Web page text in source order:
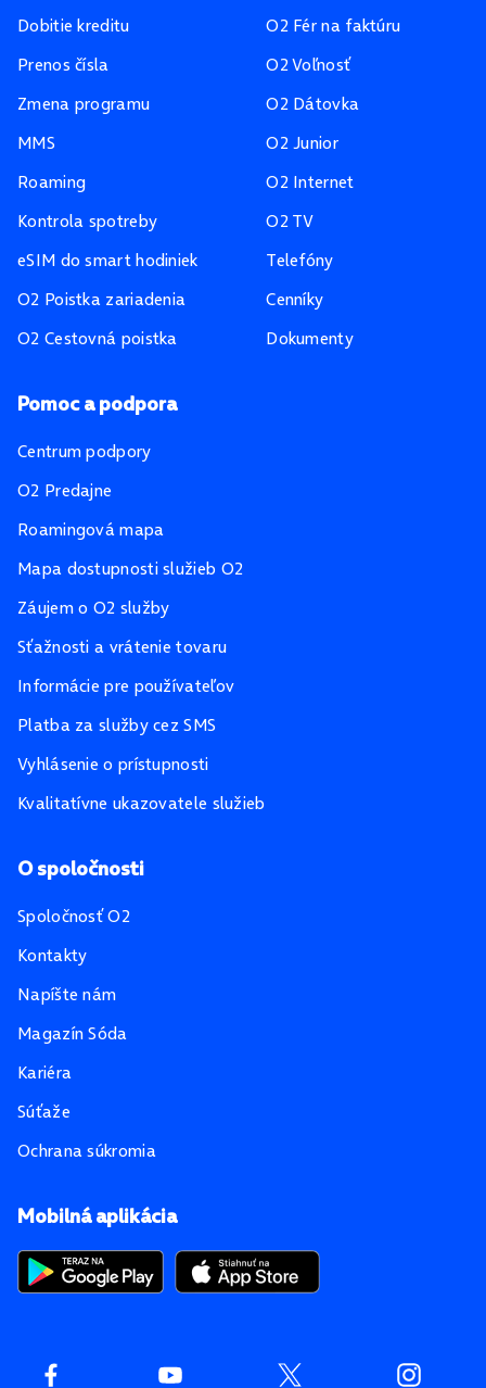
Mobilná aplikácia
Dobitie kreditu
Prenos čísla
Zmena programu
MMS
Roaming
Kontrola spotreby
eSIM do smart hodiniek
O2 Poistka zariadenia
O2 Cestovná poistka
O2 Fér na faktúru
O2 Voľnosť
O2 Dátovka
O2 Junior
O2 Internet
O2 TV
Telefóny
Cenníky
Dokumenty
Pomoc a podpora
Centrum podpory
O2 Predajne
Roamingová mapa
Mapa dostupnosti služieb O2
Záujem o O2 služby
Sťažnosti a vrátenie tovaru
Informácie pre používateľov
Platba za služby cez SMS
Vyhlásenie o prístupnosti
Kvalitatívne ukazovatele služieb
O spoločnosti
Spoločnosť O2
Kontakty
Napíšte nám
Magazín Sóda
Kariéra
Súťaže
Ochrana súkromia